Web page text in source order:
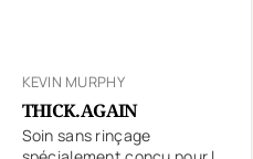
KEVIN MURPHY
THICK.AGAIN
Soin sans rinçage